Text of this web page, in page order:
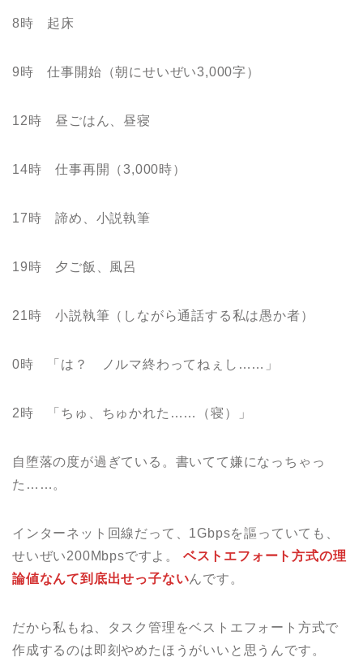
8時 起床
9時 仕事開始（朝にせいぜい3,000字）
12時 昼ごはん、昼寝
14時 仕事再開（3,000時）
17時 諦め、小説執筆
19時 夕ご飯、風呂
21時 小説執筆（しながら通話する私は愚か者）
0時 「は？ ノルマ終わってねぇし……」
2時 「ちゅ、ちゅかれた……（寝）」
自堕落の度が過ぎている。書いてて嫌になっちゃっ
た……。
インターネット回線だって、1Gbpsを謳っていても、
せいぜい200Mbpsですよ。
ベストエフォート方式の理
論値なんて到底出せっ子ないんです。
だから私もね、タスク管理をベストエフォート方式で
作成するのは即刻やめたほうがいいと思うんです。